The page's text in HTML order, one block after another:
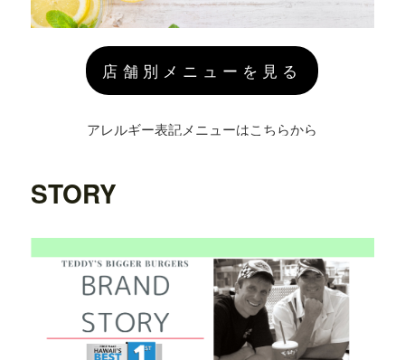
店舗別メニューを見る
アレルギー表記メニューはこちらから
STORY